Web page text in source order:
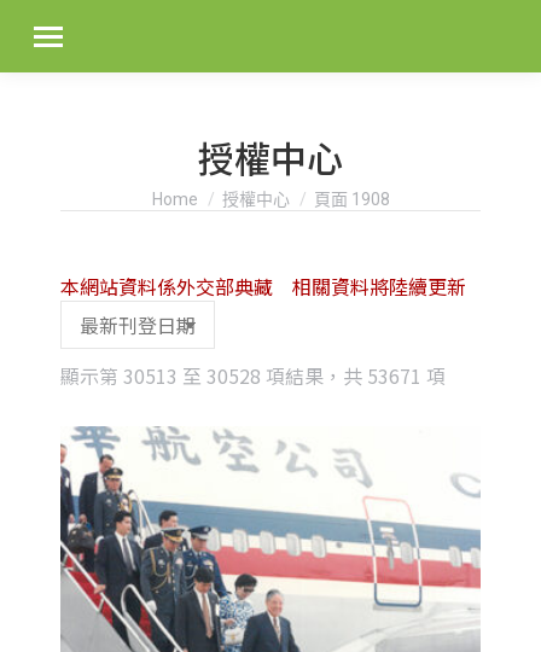
授權中心
You are here:
Home 授權中心 頁面 1908
顯示第 30513 至 30528 項結果，共 53671 項
本網站資料係外交部典藏 相關資料將陸續更新